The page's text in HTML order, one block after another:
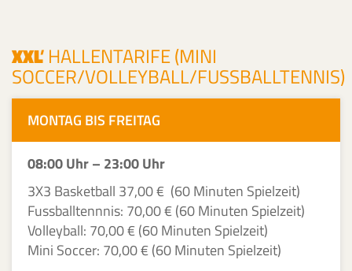
XXL
'HALLENTARIFE (MINI
SOCCER/VOLLEYBALL/FUSSBALLTENNIS)
MONTAG BIS FREITAG
08:00 Uhr – 23:00 Uhr
3X3 Basketball 37,00 € (60 Minuten Spielzeit)
Fussballtennnis: 70,00 € (60 Minuten Spielzeit)
Volleyball: 70,00 € (60 Minuten Spielzeit)
Mini Soccer: 70,00 € (60 Minuten Spielzeit)